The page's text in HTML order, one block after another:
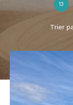
13
Trier